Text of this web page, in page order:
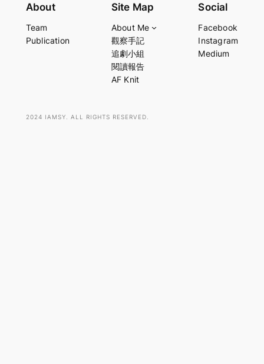
e
r
About
Team
Publication
Site Map
About Me
觀察手記
追劇小組
閱讀報告
AF Knit
Social
Facebook
Instagram
Medium
2024 IAMSY. ALL RIGHTS RESERVED.